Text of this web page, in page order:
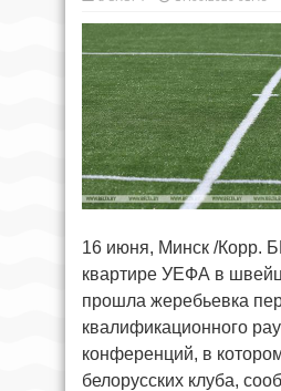
16 июня, Минск /Корр.
квартире УЕФА в
прошла жеребьевка
квалификационного
конференций, в
белорусских клуба,